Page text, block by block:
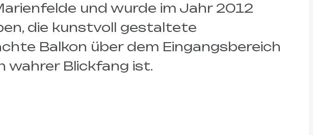
und wurde im Jahr 2012
die kunstvoll gestaltete
Balkon über dem Eingangsbereich
wahrer Blickfang ist.